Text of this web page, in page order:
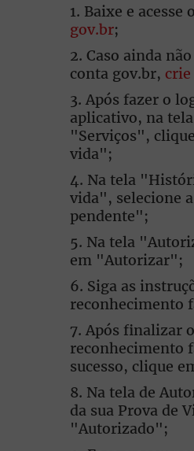
Baixe e acesse o
gov.br;
Caso ainda
conta gov.br,
Após fazer o
aplicativo, na
"Serviços",
vida";
Na tela
vida", selecione
pendente";
Na tela
em "Autorizar";
Siga as
reconhecimento
Após finalizar o
reconhecimento
sucesso, clique
Na tela de
da sua Prova de
"Autorizado";